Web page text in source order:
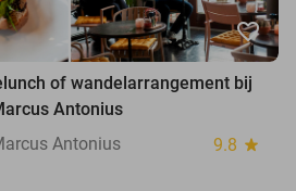
favorite_border
of wandelarrangement bij
Antonius
Antonius
9.8 star